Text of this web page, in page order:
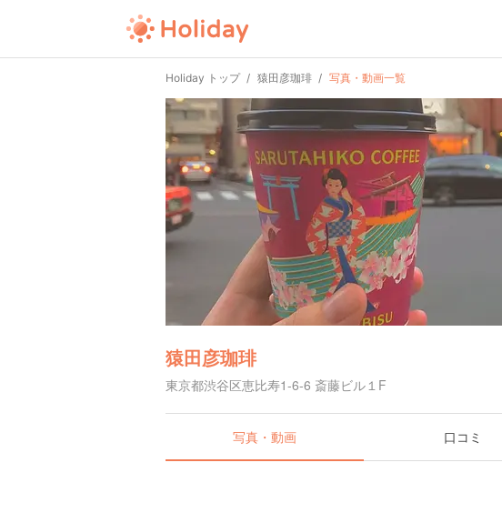
Holiday トップ 猿田彦珈琲 写真・動画一覧
猿田彦珈琲
東京都渋谷区恵比寿1-6-6 斎藤ビル１F
写真・動画 口コミ